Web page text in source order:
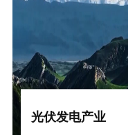
光伏发电产业